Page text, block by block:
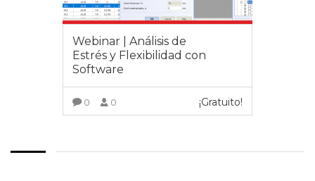
Webinar | Análisis de
Estrés y Flexibilidad con
Software
0 0 ¡Gratuito!